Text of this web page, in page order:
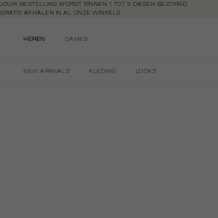
Navigeer
direct naar
Open de
JOUW BESTELLING WORDT BINNEN 1 TOT 5 DAGEN BEZORGD
GRATIS AFHALEN IN AL ONZE WINKELS
HEREN
DAMES
NEW ARRIVALS KLEDING LOOKS